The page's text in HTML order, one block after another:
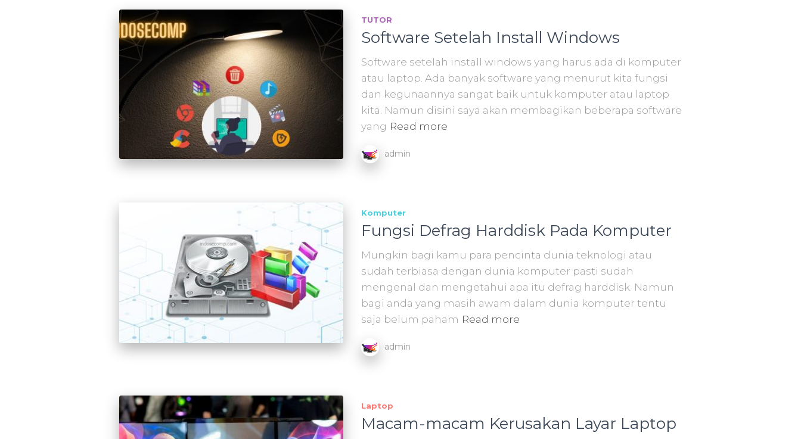
TUTOR
Software Setelah Install Windows
Software setelah install windows yang harus ada di komputer
atau laptop. Ada banyak software yang menurut kita fungsi
dan kegunaannya sangat baik untuk komputer atau laptop
kita. Namun disini saya akan membagikan beberapa software
yang Read more
admin
Komputer
Fungsi Defrag Harddisk Pada Komputer
Mungkin bagi kamu para pencinta dunia teknologi atau
sudah terbiasa dengan dunia komputer pasti sudah
mengenal dan mengetahui apa itu defrag harddisk. Namun
bagi anda yang masih awam dalam dunia komputer tentu
saja belum paham Read more
admin
Laptop
Macam-macam Kerusakan Layar Laptop